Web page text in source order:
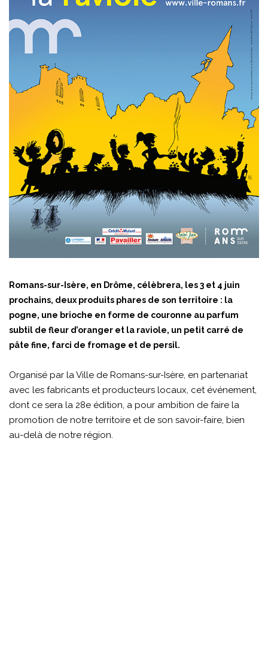
Romans-sur-Isère, en Drôme, célèbrera, les 3 et 4 juin
prochains, deux produits phares de son territoire : la
pogne, une brioche en forme de couronne au parfum
subtil de fleur d’oranger et la raviole, un petit carré de
pâte fine, farci de fromage et de persil.
Organisé par la Ville de Romans-sur-Isère, en partenariat
avec les fabricants et producteurs locaux, cet événement,
dont ce sera la 28e édition, a pour ambition de faire la
promotion de notre territoire et de son savoir-faire, bien
au-delà de notre région.